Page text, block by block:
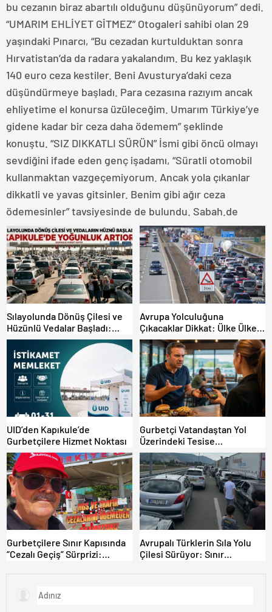
bu cezanın biraz abartılı olduğunu düşünüyorum” dedi.
“UMARIM EHLİYET GİTMEZ” Otogaleri sahibi olan 29
yaşındaki Pınarcı, “Bu cezadan kurtulduktan sonra
Hırvatistan’da da radara yakalandım. Bu kez yaklaşık
140 euro ceza kestiler. Beni Avusturya’daki ceza
düşündürmeye başladı. Para cezasına razıyım ancak
ehliyetime el konursa üzüleceğim. Umarım Türkiye’ye
gidene kadar bir ceza daha ödemem” şeklinde
konuştu. “SIZ DIKKATLI SÜRÜN” İsmi gibi öncü olmayı
sevdiğini ifade eden genç işadamı, “Süratli otomobil
kullanmaktan vazgeçemiyorum. Ancak yola çıkanlar
dikkatli ve yavas gitsinler. Benim gibi ağır ceza
ödemesinler” tavsiyesinde de bulundu. Sabah.de
Sılayolunda Dönüş Çilesi ve
Hüzünlü Vedalar Başladı:
Kapıkule’de Yoğunluk Artıyor!
Avrupa Yolculuğuna
Çıkacaklar Dikkat: Ülke Ülke
Güncel Trafik Kuralları,
Avrupa Otoyol Hız Limitleri
UID’den Kapıkule’de
Gurbetçilere Hizmet Noktası
Gurbetçi Vatandaştan Yol
Üzerindeki Tesise
Dolandırıcılık İddiası:
“Hesabınızı Mutlaka Kontrol
Edin”
Gurbetçilere Sınır Kapısında
“Cezalı Geçiş” Sürprizi:
Avrupalı Türklerin Sıla Yolu
Çilesi Sürüyor: Sınır